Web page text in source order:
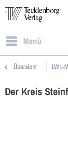
Menü
Übersicht LWL-
Der Kreis